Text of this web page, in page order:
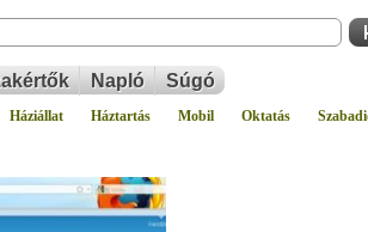
Napló Súgó
Háziállat Háztartás Mobil Oktatás